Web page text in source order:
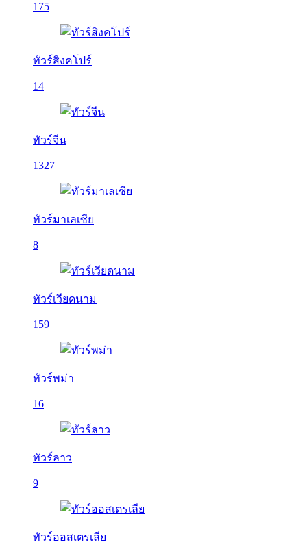
175
ทัวร์สิงคโปร์
14
ทัวร์จีน
1327
ทัวร์มาเลเซีย
8
ทัวร์เวียดนาม
159
ทัวร์พม่า
16
ทัวร์ลาว
9
ทัวร์ออสเตรเลีย